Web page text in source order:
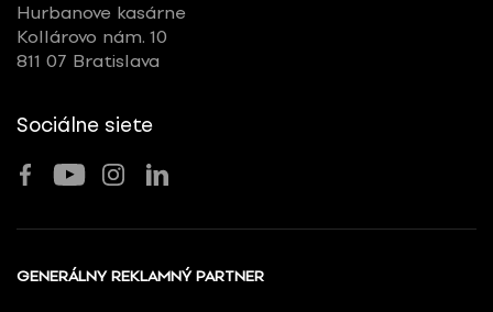
Hurbanove kasárne
Kollárovo nám. 10
811 07 Bratislava
Sociálne siete
GENERÁLNY REKLAMNÝ PARTNER